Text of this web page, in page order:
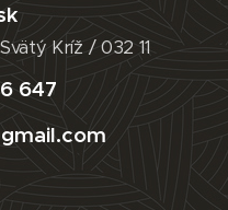
Kríž / 032 11
647